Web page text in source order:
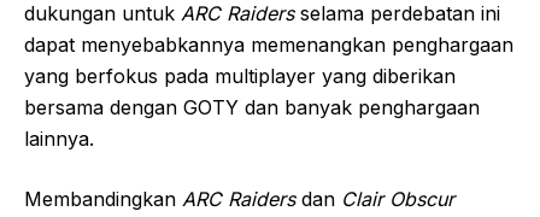
dukungan untuk ARC Raidersselama perdebatan ini
dapat menyebabkannya memenangkan penghargaan
yang berfokus pada multiplayer yang diberikan
bersama dengan GOTY dan banyak penghargaan
lainnya.
Membandingkan ARC Raidersdan Clair Obscur